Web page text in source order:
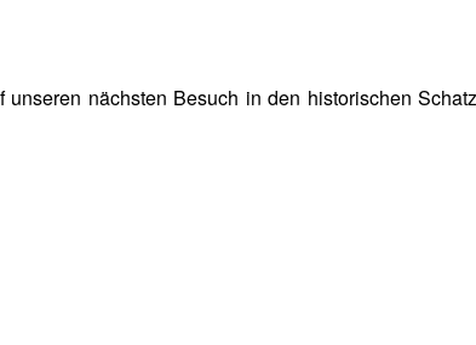
nächsten Besuch in den historischen